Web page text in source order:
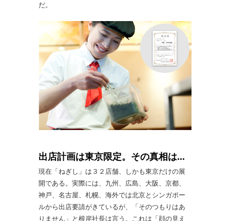
だ。
出店計画は東京限定。その真相は...
現在「ねぎし」は３２店舗、しかも東京だけの展
開である。実際には、九州、広島、大阪、京都、
神戸、名古屋、札幌、海外では北京とシンガポー
ルから出店要請がきているが、「そのつもりはあ
りません」と根岸社長は言う。これは「顔の見え